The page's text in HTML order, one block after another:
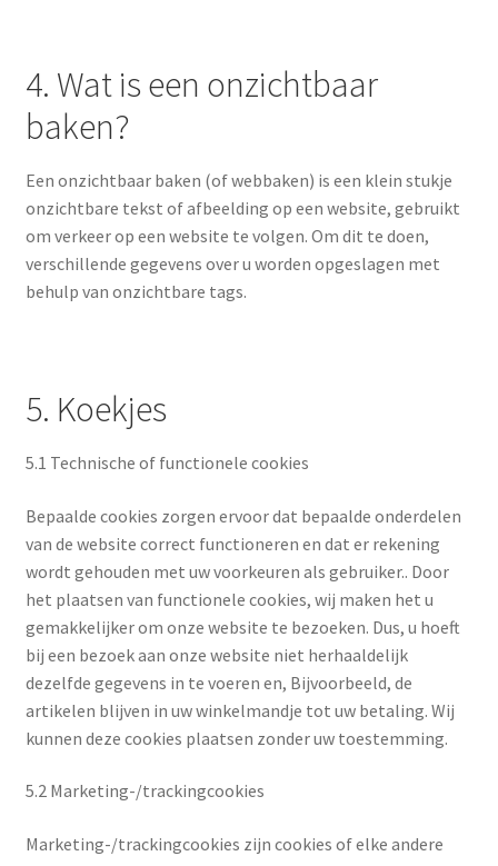
4. Wat is een onzichtbaar
baken?
Een onzichtbaar baken (of webbaken) is een klein stukje
onzichtbare tekst of afbeelding op een website, gebruikt
om verkeer op een website te volgen. Om dit te doen,
verschillende gegevens over u worden opgeslagen met
behulp van onzichtbare tags.
5. Koekjes
5.1 Technische of functionele cookies
Bepaalde cookies zorgen ervoor dat bepaalde onderdelen
van de website correct functioneren en dat er rekening
wordt gehouden met uw voorkeuren als gebruiker.. Door
het plaatsen van functionele cookies, wij maken het u
gemakkelijker om onze website te bezoeken. Dus, u hoeft
bij een bezoek aan onze website niet herhaaldelijk
dezelfde gegevens in te voeren en, Bijvoorbeeld, de
artikelen blijven in uw winkelmandje tot uw betaling. Wij
kunnen deze cookies plaatsen zonder uw toestemming.
5.2 Marketing-/trackingcookies
Marketing-/trackingcookies zijn cookies of elke andere